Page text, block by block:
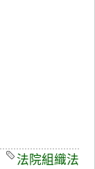
法院組織法